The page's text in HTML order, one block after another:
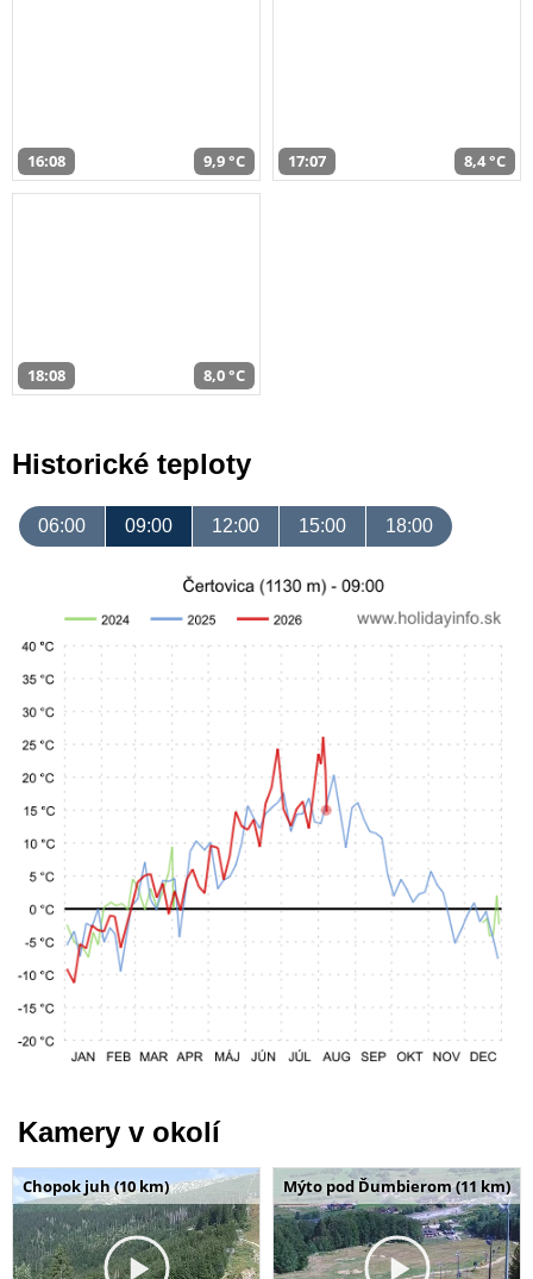
16:08 9,9 °C 17:07 8,4 °C
18:08 8,0 °C
Historické teploty
06:00 09:00 12:00 15:00 18:00
Kamery v okolí
Chopok juh (10 km) Mýto pod Ďumbierom (11 km)